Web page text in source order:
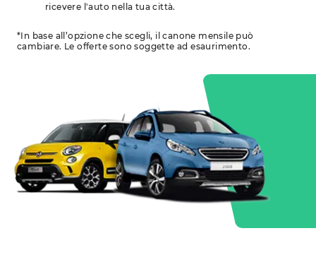
ricevere l'auto nella tua città.
*In base all’opzione che scegli, il canone mensile può
cambiare. Le offerte sono soggette ad esaurimento.